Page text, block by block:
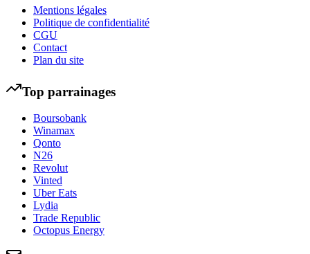
Mentions légales
Politique de confidentialité
CGU
Contact
Plan du site
Top parrainages
Boursobank
Winamax
Qonto
N26
Revolut
Vinted
Uber Eats
Lydia
Trade Republic
Octopus Energy